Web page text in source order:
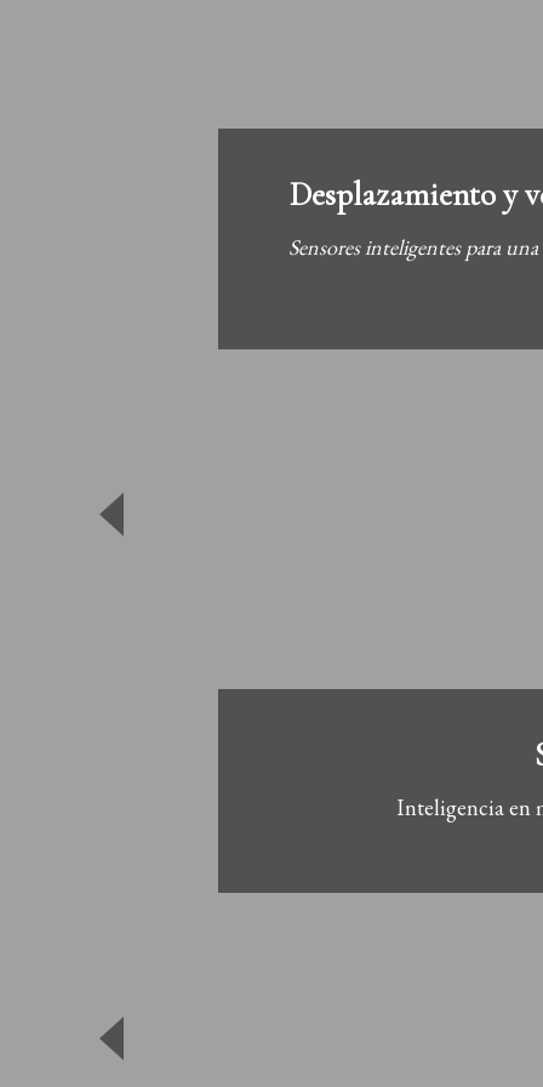
Desplazamiento y
Sensores inteligentes para
Inteligencia en